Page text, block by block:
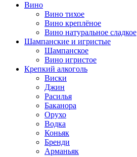
Вино
Вино тихое
Вино креплёное
Вино натуральное сладкое
Шампанские и игристые
Шампанское
Вино игристое
Крепкий алкоголь
Виски
Джин
Расилья
Баканора
Орухо
Водка
Коньяк
Бренди
Арманьяк